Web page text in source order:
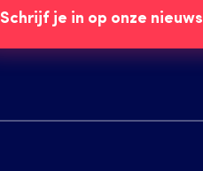
Schrijf je in op onze